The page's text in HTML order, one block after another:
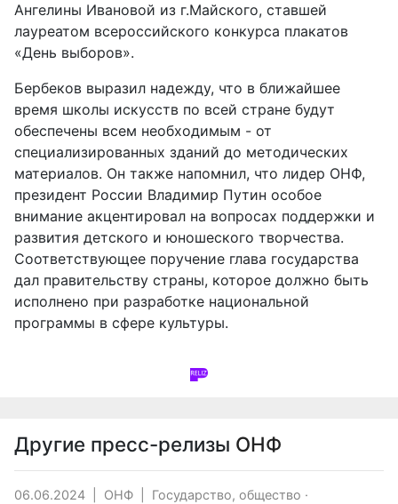
Ангелины Ивановой из г.Майского, ставшей
лауреатом всероссийского конкурса плакатов
«День выборов».
Бербеков выразил надежду, что в ближайшее
время школы искусств по всей стране будут
обеспечены всем необходимым - от
специализированных зданий до методических
материалов. Он также напомнил, что лидер ОНФ,
президент России Владимир Путин особое
внимание акцентировал на вопросах поддержки и
развития детского и юношеского творчества.
Соответствующее поручение глава государства
дал правительству страны, которое должно быть
исполнено при разработке национальной
программы в сфере культуры.
Другие пресс-релизы ОНФ
06.06.2024 ОНФ Государство, общество ·